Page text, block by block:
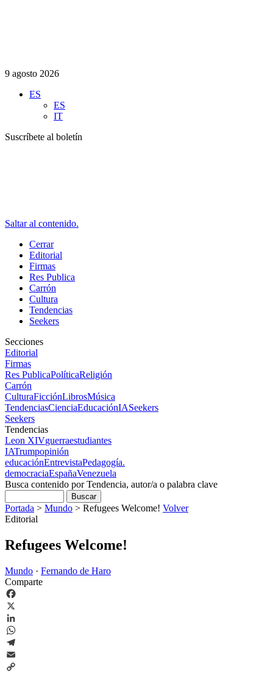
9 agosto 2026
ES
ES
IT
Suscríbete al boletín
Saltar al contenido.
Cerrar
Editorial
Firmas
Res Publica
Carrón
Cultura
Tendencias
Seekers
Secciones
Editorial
Firmas
Res PublicaPolíticaReligión
Carrón
CulturaFicciónLibrosMúsica
TendenciasCienciaEducaciónIASeekers
Seekers
Tendencias
Leon XIVguerraestudiantes
IATrumpopinión
educaciónEntrevistaPedagogía.
democraciaEspañaVenezuela
Busca contenido por Tendencia, autor/a o palabra clave
Portada > Mundo > Refugees Welcome! Volver
Editorial
Refugees Welcome!
Mundo · Fernando de Haro
Comparte
Facebook
X
LinkedIn
WhatsApp
Telegram
Email